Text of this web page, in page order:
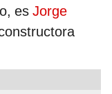
es Jorge